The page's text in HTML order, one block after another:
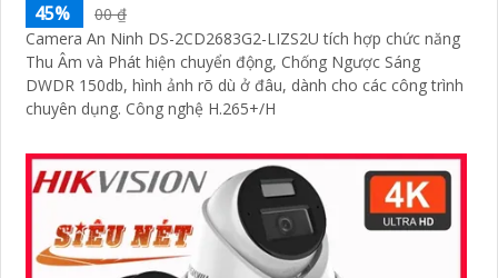
45%
00 ₫
Camera An Ninh DS-2CD2683G2-LIZS2U tích hợp chức năng
Thu Âm và Phát hiện chuyển động, Chống Ngược Sáng
DWDR 150db, hình ảnh rõ dù ở đâu, dành cho các công trình
chuyên dụng. Công nghệ H.265+/H